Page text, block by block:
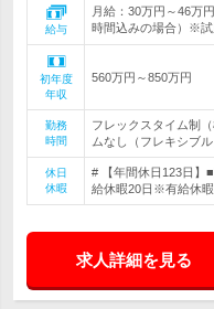
給与
月給：30万円～46万
時間込みの場合）※試
初年度
年収
560万円～850万円
勤務
時間
フレックスタイム制
ムなし（フレキシブ
休日
休暇
# 【年間休日123日】
給休暇20日※有給休
求人詳細を見る